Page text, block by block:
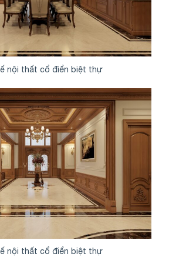
nội thất cổ điển biệt thự
nội thất cổ điển biệt thự